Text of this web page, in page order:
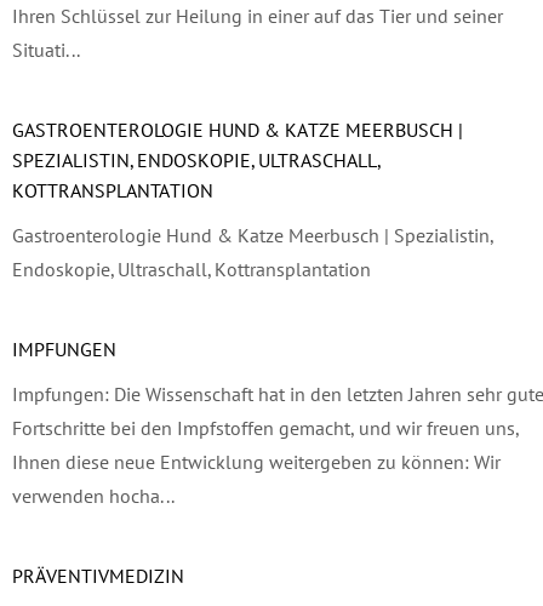
Ihren Schlüssel zur Heilung in einer auf das Tier und seiner
Situati...
GASTROENTEROLOGIE HUND & KATZE MEERBUSCH |
SPEZIALISTIN, ENDOSKOPIE, ULTRASCHALL,
KOTTRANSPLANTATION
Gastroenterologie Hund & Katze Meerbusch | Spezialistin,
Endoskopie, Ultraschall, Kottransplantation
IMPFUNGEN
Impfungen: Die Wissenschaft hat in den letzten Jahren sehr gute
Fortschritte bei den Impfstoffen gemacht, und wir freuen uns,
Ihnen diese neue Entwicklung weitergeben zu können: Wir
verwenden hocha...
PRÄVENTIVMEDIZIN